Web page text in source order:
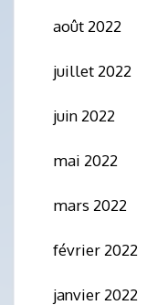
août 2022
juillet 2022
juin 2022
mai 2022
mars 2022
février 2022
janvier 2022